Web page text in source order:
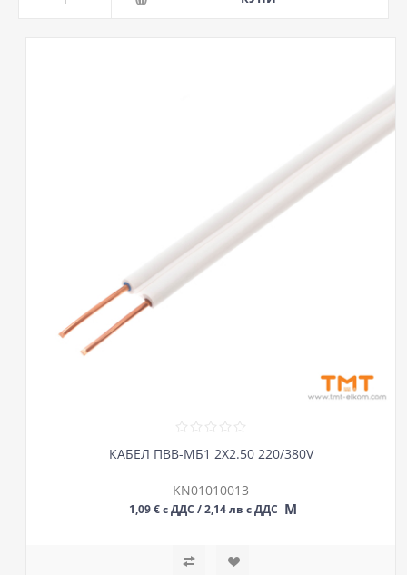
КАБЕЛ ПВВ-МБ1 2Х2.50 220/380V
KN01010013
1,09 € с ДДС / 2,14 лв с ДДС М